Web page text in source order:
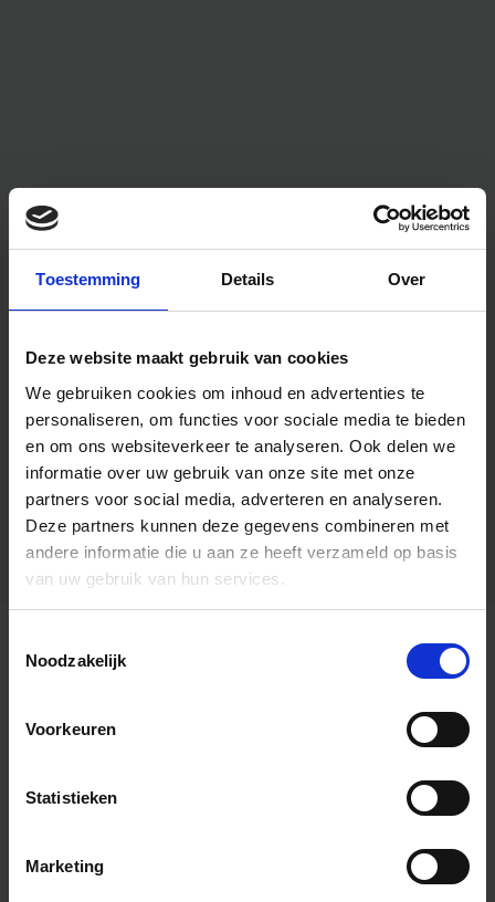
Toestemming Details Over
Deze website maakt gebruik van cookies
We gebruiken cookies om inhoud en advertenties te
personaliseren, om functies voor sociale media te bieden
en om ons websiteverkeer te analyseren. Ook delen we
informatie over uw gebruik van onze site met onze
partners voor social media, adverteren en analyseren.
Deze partners kunnen deze gegevens combineren met
andere informatie die u aan ze heeft verzameld op basis
van uw gebruik van hun services.
Noodzakelijk
Voorkeuren
Statistieken
Marketing
Algemene informatie